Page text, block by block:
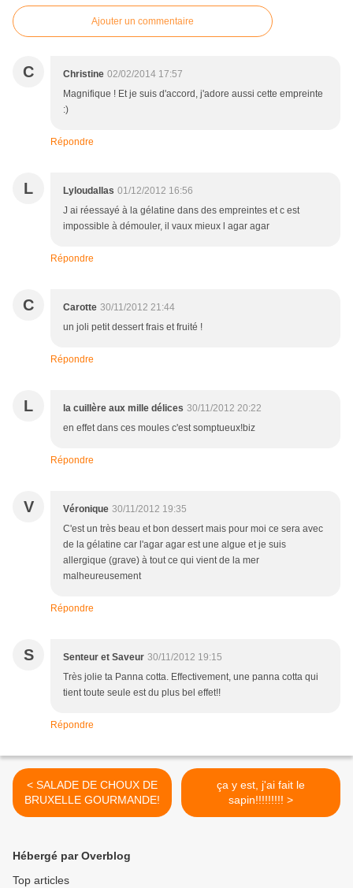
Ajouter un commentaire
C Christine 02/02/2014 17:57
Magnifique ! Et je suis d'accord, j'adore aussi cette empreinte
:)
Répondre
L Lyloudallas 01/12/2012 16:56
J ai réessayé à la gélatine dans des empreintes et c est
impossible à démouler, il vaux mieux l agar agar
Répondre
C Carotte 30/11/2012 21:44
un joli petit dessert frais et fruité !
Répondre
L la cuillère aux mille délices 30/11/2012 20:22
en effet dans ces moules c'est somptueux!biz
Répondre
V Véronique 30/11/2012 19:35
C'est un très beau et bon dessert mais pour moi ce sera avec
de la gélatine car l'agar agar est une algue et je suis
allergique (grave) à tout ce qui vient de la mer
malheureusement
Répondre
S Senteur et Saveur 30/11/2012 19:15
Très jolie ta Panna cotta. Effectivement, une panna cotta qui
tient toute seule est du plus bel effet!!
Répondre
< SALADE DE CHOUX DE
BRUXELLE GOURMANDE!
ça y est, j'ai fait le
sapin!!!!!!!!! >
Hébergé par Overblog
Top articles